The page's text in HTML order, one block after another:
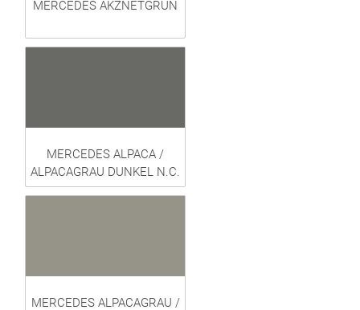
MERCEDES AKZNETGRÜN
MERCEDES ALPACA /
ALPACAGRAU DUNKEL N.C.
MERCEDES ALPACAGRAU /